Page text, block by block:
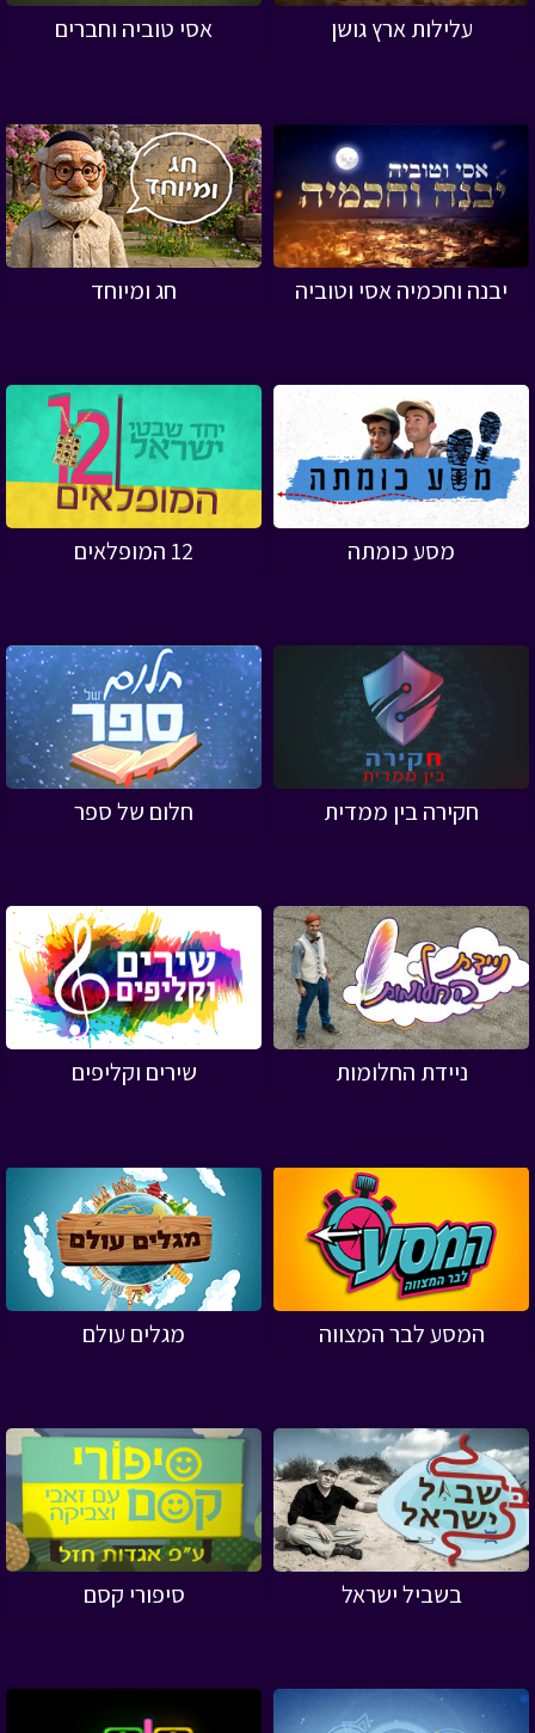
עלילות ארץ גושן אסי טוביה וחברים
יבנה וחכמיה אסי וטוביה חג ומיוחד
מסע כומתה 12 המופלאים
חקירה בין ממדית חלום של ספר
ניידת החלומות שירים וקליפים
המסע לבר המצווה מגלים עולם
בשביל ישראל סיפורי קסם